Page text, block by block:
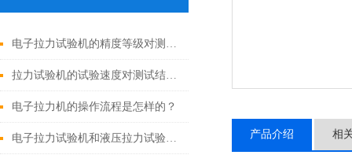
电子拉力试验机的精度等级对测试结果有哪些影响？
拉力试验机的试验速度对测试结果有哪些影响？
电子拉力机的操作流程是怎样的？
电子拉力试验机和液压拉力试验机的精度哪个更高？ 产品介绍 相